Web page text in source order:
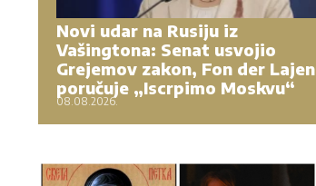
Novi udar na Rusiju iz
Vašingtona: Senat usvojio
Grejemov zakon, Fon der Lajen
poručuje „Iscrpimo Moskvu“
08.08.2026.